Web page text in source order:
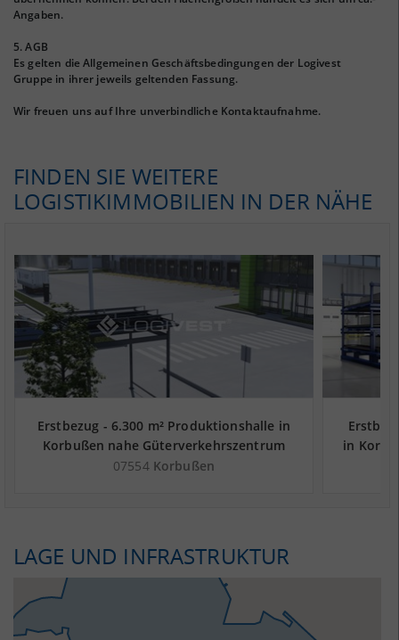
Angaben.
5. AGB
Es gelten die Allgemeinen Geschäftsbedingungen der Logivest
Gruppe in ihrer jeweils geltenden Fassung.
Wir freuen uns auf Ihre unverbindliche Kontaktaufnahme.
FINDEN SIE WEITERE
LOGISTIKIMMOBILIEN IN DER NÄHE
Erstbezug - 6.300 m² Produktionshalle in
Korbußen nahe Güterverkehrszentrum
Terminal Glauchau (Hof, Sonneberg,
07554 Korbußen
in
LAGE UND INFRASTRUKTUR